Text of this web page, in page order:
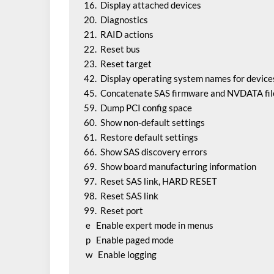
16.  Display attached devices
20.  Diagnostics
21.  RAID actions
22.  Reset bus
23.  Reset target
42.  Display operating system names for
45.  Concatenate SAS firmware and NVDATA
59.  Dump PCI config space
60.  Show non-default settings
61.  Restore default settings
66.  Show SAS discovery errors
69.  Show board manufacturing information
97.  Reset SAS link, HARD RESET
98.  Reset SAS link
99.  Reset port
e   Enable expert mode in menus
p   Enable paged mode
w   Enable logging